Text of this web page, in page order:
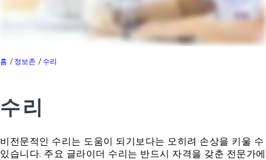
홈 정보존 수리
수리
비전문적인 수리는 도움이 되기보다는 오히려 손상을 키울 수
있습니다. 주요 글라이더 수리는 반드시 자격을 갖춘 전문가에